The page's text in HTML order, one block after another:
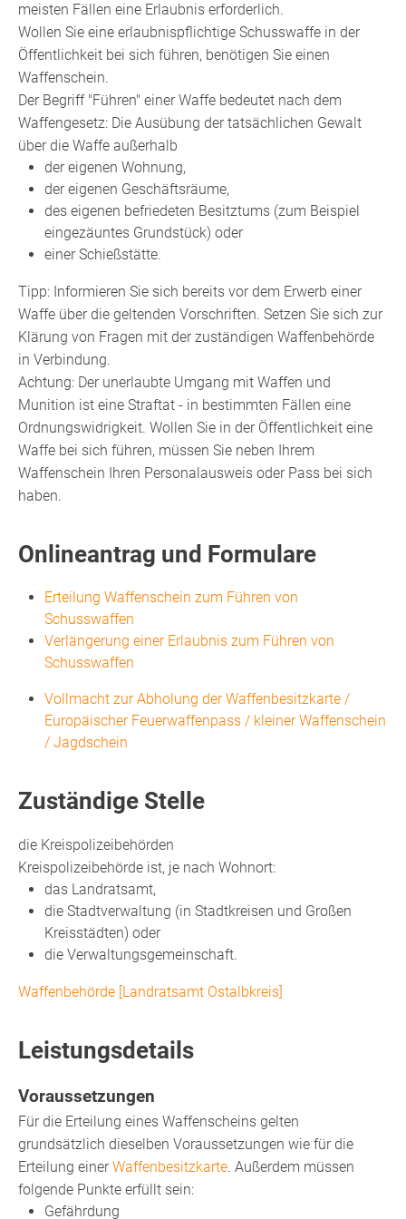
meisten Fällen eine Erlaubnis erforderlich.
Wollen Sie eine erlaubnispflichtige Schusswaffe in der
Öffentlichkeit bei sich führen, benötigen Sie einen
Waffenschein.
Der Begriff "Führen" einer Waffe bedeutet nach dem
Waffengesetz: Die Ausübung der tatsächlichen Gewalt
über die Waffe außerhalb
der eigenen Wohnung,
der eigenen Geschäftsräume,
des eigenen befriedeten Besitztums(zum Beispiel
eingezäuntes Grundstück) oder
einer Schießstätte.
Tipp: Informieren Sie sich bereits vor dem Erwerb einer
Waffe über die geltenden Vorschriften. Setzen Sie sich zur
Klärung von Fragen mit der zuständigen Waffenbehörde
in Verbindung.
Achtung: Der unerlaubte Umgang mit Waffen und
Munition ist eine Straftat - in bestimmten Fällen eine
Ordnungswidrigkeit. Wollen Sie in der Öffentlichkeit eine
Waffe bei sich führen, müssen Sie neben Ihrem
Waffenschein Ihren Personalausweis oder Pass bei sich
haben.
Onlineantrag und Formulare
Erteilung Waffenschein zum Führen von
Schusswaffen
Verlängerung einer Erlaubnis zum Führen von
Schusswaffen
Vollmacht zur Abholung der Waffenbesitzkarte /
Europäischer Feuerwaffenpass / kleiner Waffenschein
/ Jagdschein
Zuständige Stelle
die Kreispolizeibehörden
Kreispolizeibehörde ist, je nach Wohnort:
das Landratsamt,
die Stadtverwaltung (in Stadtkreisen und Großen
Kreisstädten) oder
die Verwaltungsgemeinschaft.
Waffenbehörde [Landratsamt Ostalbkreis]
Leistungsdetails
Voraussetzungen
Für die Erteilung eines Waffenscheins gelten
grundsätzlich dieselben Voraussetzungen wie für die
Erteilung einerWaffenbesitzkarte. Außerdem müssen
folgende Punkte erfüllt sein:
Gefährdung